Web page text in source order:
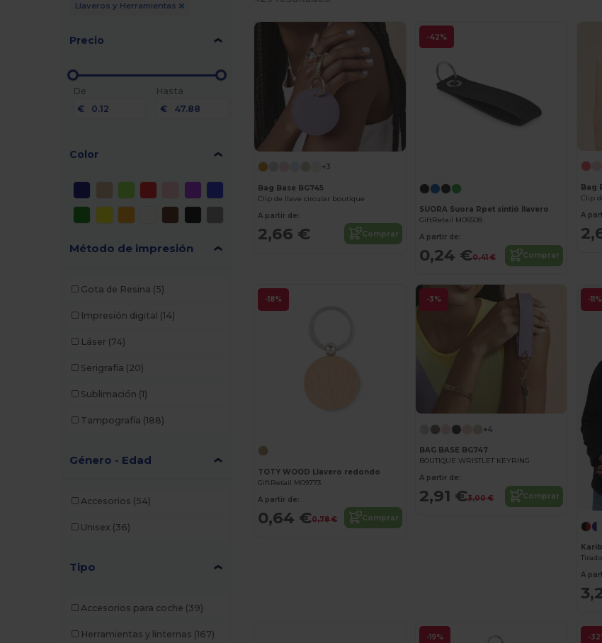
Llaveros y Herramientas
Precio
De
€
Hasta
€
Color
Método de impresión
Gota de Resina (5)
Impresión digital (14)
Láser (74)
Serigrafía (20)
Sublimación (1)
Tampografía (188)
Género - Edad
Accesorios (54)
Unisex (36)
Tipo
Accesorios para coche (39)
Herramientas y linternas (167)
+3
Bag Base BG745
Clip de llave circular boutique
A partir de:
2,66 € Comprar
-42%
SUORA Suora Rpet sintió llavero
GiftRetail MO6508
A partir de:
0,24 €0,41 € Comprar
Bag
Clip
A
-18%
TOTY WOOD Llavero redondo
GiftRetail MO9773
A partir de:
0,64 €0,78 € Comprar
-3%
+4
BAG BASE BG747
BOUTIQUE WRISTLET KEYRING
A partir de:
2,91 €3,00 € Comprar
-11%
A
-19% -